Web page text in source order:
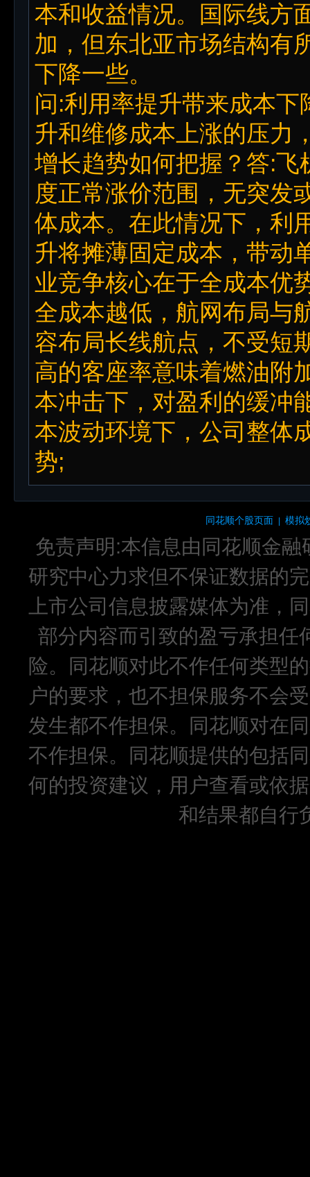
本和收益情况。国际线方
加，但东北亚市场结构有
下降一些。
问:利用率提升带来成本
升和维修成本上涨的压力
增长趋势如何把握？答:
度正常涨价范围，无突发
体成本。在此情况下，利
升将摊薄固定成本，带动
业竞争核心在于全成本优
全成本越低，航网布局与
容布局长线航点，不受短
高的客座率意味着燃油附
本冲击下，对盈利的缓冲
本波动环境下，公司整体
势;
同花顺个股页面 模拟
免责声明:本信息由同花顺金
研究中心力求但不保证数据的
上市公司信息披露媒体为准，
部分内容而引致的盈亏承担任
险。同花顺对此不作任何类型
户的要求，也不担保服务不会
发生都不作担保。同花顺对在
不作担保。同花顺提供的包括
何的投资建议，用户查看或依
和结果都自行